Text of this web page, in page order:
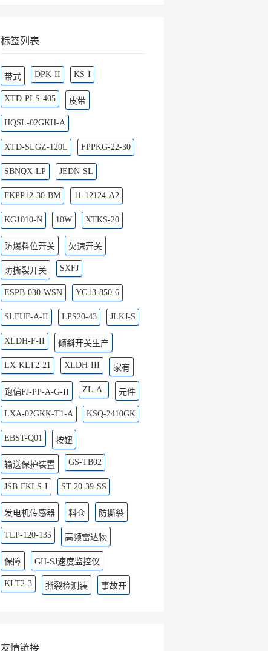
标签列表
带式 DPK-II KS-I
XTD-PLS-405 皮带
HQSL-02GKH-A
XTD-SLGZ-120L FPPKG-22-30
SBNQX-LP JEDN-SL
FKPP12-30-BM 11-12124-A2
KG1010-N 10W XTKS-20
防爆料位开关 欠速开关
防撕裂开关 SXFJ
ESPB-030-WSN YG13-850-6
SLFUF-A-II LPS20-43 JLKJ-S
XLDH-F-II 倾斜开关生产
LX-KLT2-21 XLDH-III 家有
跑偏FJ-PP-A-G-II ZL-A- 元件
LXA-02GKK-T1-A KSQ-2410GK
EBST-Q01 按钮
输送保护装置 GS-TB02
JSB-FKLS-I ST-20-39-SS
发电机传感器 料仓 防撕裂
TLP-120-135 高频雷达物
保障 GH-SJ速度监控仪
KLT2-3 撕裂检测装 事故开
友情链接